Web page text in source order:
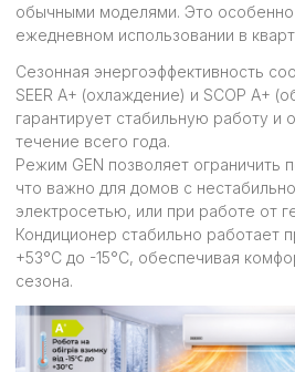
обычными моделями. Это
ежедневном использовании в
Сезонная энергоэффективность
SEER A+ (охлаждение) и SCOP A+
гарантирует стабильную работу и
течение всего года.
Режим GEN позволяет ограничить
что важно для домов с
электросетью, или при работе от
Кондиционер стабильно работает
+53°C до -15°C, обеспечивая
сезона.